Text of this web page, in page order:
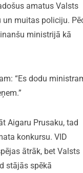
amatus Valsts
un muitas policiju.
ministrijā kā
“Es dodu
Aigaru Prusaku, tad
konkursu. VID
ātrāk, bet Valsts
stājās spēkā